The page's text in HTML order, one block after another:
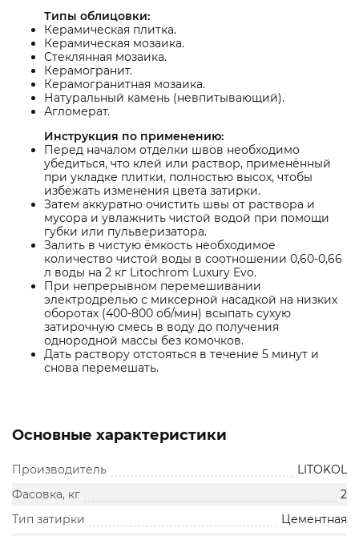
Типы облицовки:
Керамическая плитка.
Керамическая мозаика.
Стеклянная мозаика.
Керамогранит.
Керамогранитная мозаика.
Натуральный камень (невпитывающий).
Агломерат.
Инструкция по применению:
Перед началом отделки швов необходимо
убедиться, что клей или раствор, применённый
при укладке плитки, полностью высох, чтобы
избежать изменения цвета затирки.
Затем аккуратно очистить швы от раствора и
мусора и увлажнить чистой водой при помощи
губки или пульверизатора.
Залить в чистую ёмкость необходимое
количество чистой воды в соотношении 0,60-0,66
л воды на 2 кг Litochrom Luxury Evo.
При непрерывном перемешивании
электродрелью с миксерной насадкой на низких
оборотах (400-800 об/мин) всыпать сухую
затирочную смесь в воду до получения
однородной массы без комочков.
Дать раствору отстояться в течение 5 минут и
снова перемешать.
Основные характеристики
Производитель
LITOKOL
Фасовка, кг
2
Тип затирки
Цементная